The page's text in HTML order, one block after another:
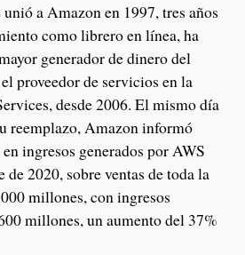
a Amazon en 1997, tres años
como librero en línea, ha
generador de dinero del
proveedor de servicios en la
desde 2006. El mismo día
reemplazo, Amazon informó
ingresos generados por AWS
2020, sobre ventas de toda la
millones, con ingresos
millones, un aumento del 37%